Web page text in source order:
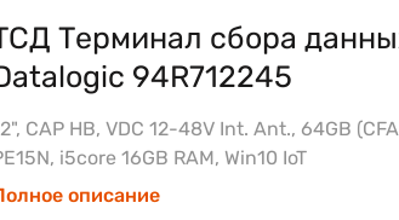
Терминал сбора
94R712245
CAP HB, VDC 12-48V Int. Ant., 64GB
i5core 16GB RAM, Win10 IoT
описание